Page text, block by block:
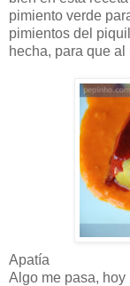
pimiento verde
pimientos del
hecha, para que
Apatía
Algo me pasa, hoy